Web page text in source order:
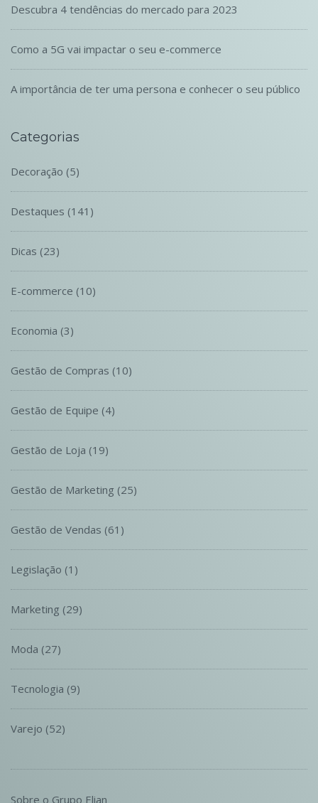
Descubra 4 tendências do mercado para 2023
Como a 5G vai impactar o seu e-commerce
A importância de ter uma persona e conhecer o seu público
Categorias
Decoração (5)
Destaques (141)
Dicas (23)
E-commerce (10)
Economia (3)
Gestão de Compras (10)
Gestão de Equipe (4)
Gestão de Loja (19)
Gestão de Marketing (25)
Gestão de Vendas (61)
Legislação (1)
Marketing (29)
Moda (27)
Tecnologia (9)
Varejo (52)
Sobre o Grupo Elian